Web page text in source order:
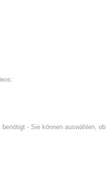
- Sie können auswählen, ob